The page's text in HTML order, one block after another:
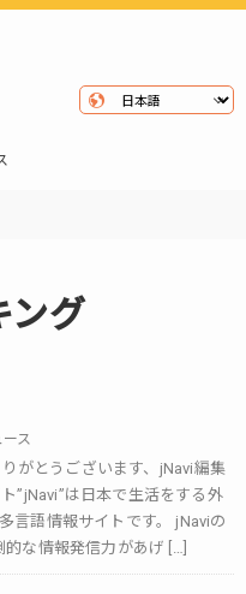
ング
ース
がとうございます、jNavi編集
”jNavi”は日本で生活をする外
言語情報サイトです。 jNaviの
な情報発信力があげ […]